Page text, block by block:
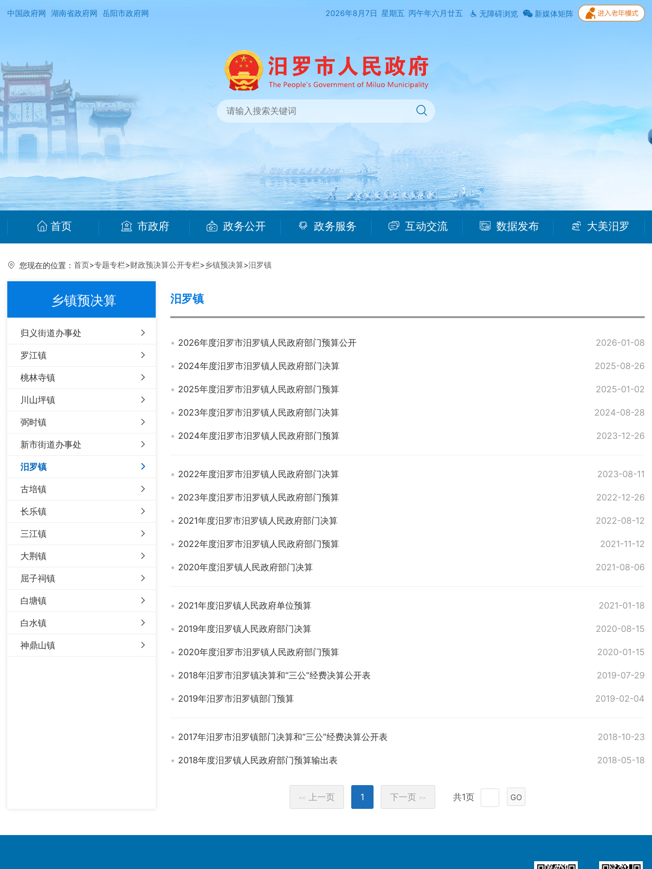
中国政府网 湖南省政府网 岳阳市政府网 2026年8月7日 星期五 丙午年六月廿五 无障碍浏览 新媒体矩阵
首页 市政府 政务公开 政务服务 互动交流 数据发布 大美汨罗
您现在的位置： 首页>专题专栏>财政预决算公开专栏>乡镇预决算>汨罗镇
乡镇预决算
归义街道办事处
罗江镇
桃林寺镇
川山坪镇
弼时镇
新市街道办事处
汨罗镇
古培镇
长乐镇
三江镇
大荆镇
屈子祠镇
白塘镇
白水镇
神鼎山镇
汨罗镇
2026年度汨罗市汨罗镇人民政府部门预算公开 2026-01-08
2024年度汨罗市汨罗镇人民政府部门决算 2025-08-26
2025年度汨罗市汨罗镇人民政府部门预算 2025-01-02
2023年度汨罗市汨罗镇人民政府部门决算 2024-08-28
2024年度汨罗市汨罗镇人民政府部门预算 2023-12-26
2022年度汨罗市汨罗镇人民政府部门决算 2023-08-11
2023年度汨罗市汨罗镇人民政府部门预算 2022-12-26
2021年度汨罗市汨罗镇人民政府部门决算 2022-08-12
2022年度汨罗市汨罗镇人民政府部门预算 2021-11-12
2020年度汨罗镇人民政府部门决算 2021-08-06
2021年度汨罗镇人民政府单位预算 2021-01-18
2019年度汨罗镇人民政府部门决算 2020-08-15
2020年度汨罗市汨罗镇人民政府部门预算 2020-01-15
2018年汨罗市汨罗镇决算和“三公”经费决算公开表 2019-07-29
2019年汨罗市汨罗镇部门预算 2019-02-04
2017年汨罗市汨罗镇部门决算和“三公”经费决算公开表 2018-10-23
2018年度汨罗镇人民政府部门预算输出表 2018-05-18
<< 上一页 1 下一页 >> 共1页 GO